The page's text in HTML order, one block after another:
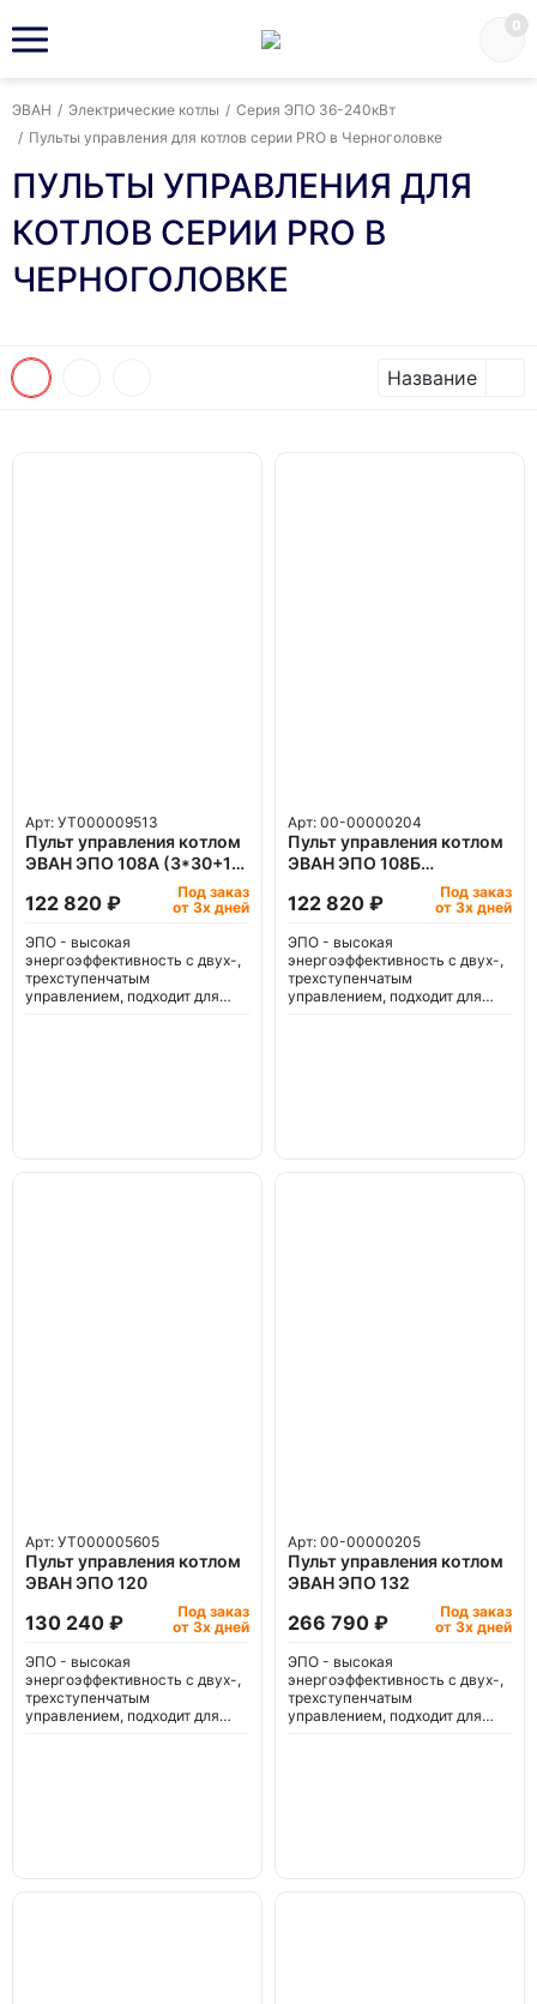
0
ЭВАН / Электрические котлы / Серия ЭПО 36-240кВт
/ Пульты управления для котлов серии PRO в Черноголовке
ПУЛЬТЫ УПРАВЛЕНИЯ ДЛЯ
КОТЛОВ СЕРИИ PRO В
ЧЕРНОГОЛОВКЕ
Название
Арт: УТ000009513
Пульт управления котлом
ЭВАН ЭПО 108А (3*30+18
122 820 ₽
Под заказ
от 3х дней
ЭПО - высокая
энергоэффективность с двух-,
трехступенчатым
управлением, подходит для
Арт: 00-00000204
Пульт управления котлом
ЭВАН ЭПО 108Б
122 820 ₽
Под заказ
от 3х дней
ЭПО - высокая
энергоэффективность с двух-,
трехступенчатым
управлением, подходит для
Арт: УТ000005605
Пульт управления котлом
ЭВАН ЭПО 120
130 240 ₽
Под заказ
от 3х дней
ЭПО - высокая
энергоэффективность с двух-,
трехступенчатым
управлением, подходит для
Арт: 00-00000205
Пульт управления котлом
ЭВАН ЭПО 132
266 790 ₽
Под заказ
от 3х дней
ЭПО - высокая
энергоэффективность с двух-,
трехступенчатым
управлением, подходит для